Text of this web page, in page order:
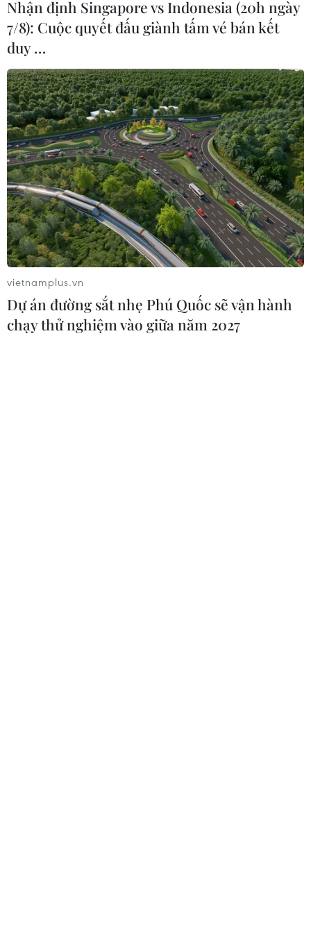
‘Miss Grand International 2021 sẽ không
làm mọi người thất vọng'
06/06/2022 07:00
Nàng hậu cho biết muốn hướng đến hình tượng người
phụ nữ hiện đại, gợi cảm, tự tin và đầy bản lĩnh. Không
những thế, cô còn muốn hướng đến cộng đồng nhiều
hơn để lan tỏa những giá trị tích cực.
Nhận định Singapore vs Indonesia (20h ngày
7/8): Cuộc quyết đấu giành tấm vé bán kết
duy …
vietnamplus.vn
Dự án đường sắt nhẹ Phú Quốc sẽ vận hành
chạy thử nghiệm vào giữa năm 2027